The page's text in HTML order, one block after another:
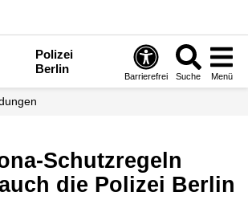
Polizei
Berlin
Barrierefrei Suche Menü
die Polizei Berlin